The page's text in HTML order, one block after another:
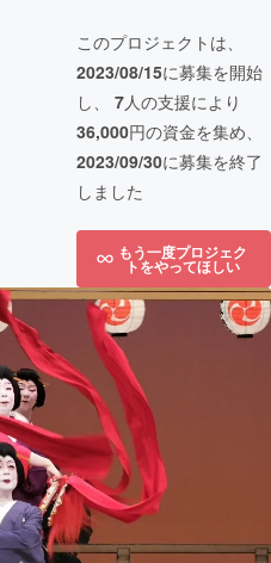
このプロジェクトは、
2023/08/15に募集を開始
し、 7人の支援により
36,000円の資金を集め、
2023/09/30に募集を終了
しました
もう一度プロジェク
トをやってほしい